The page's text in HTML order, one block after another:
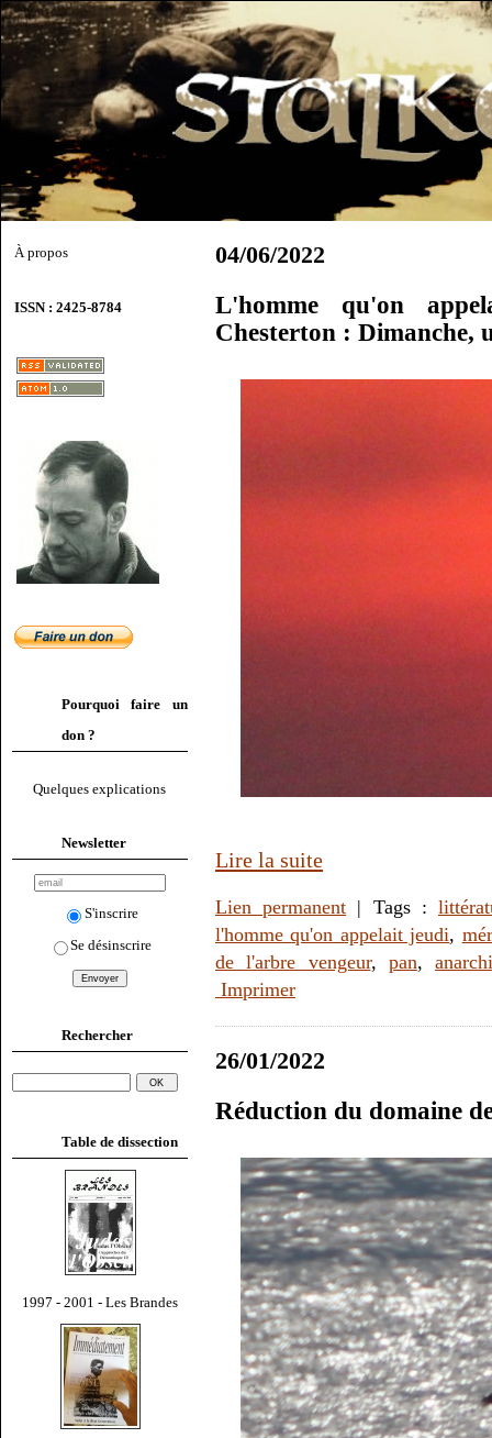
À propos
ISSN : 2425-8784
Pourquoi faire un
don ?
Quelques explications
Newsletter
S'inscrire
Se désinscrire
Rechercher
Table de dissection
1997 - 2001 - Les Brandes
04/06/2022
L'homme qu'on
Chesterton : Dimanche,
Lire la suite
Lien permanent | Tags :
l'homme qu'on appelait jeudi,
de l'arbre vengeur, pan,
Imprimer
26/01/2022
Réduction du domaine